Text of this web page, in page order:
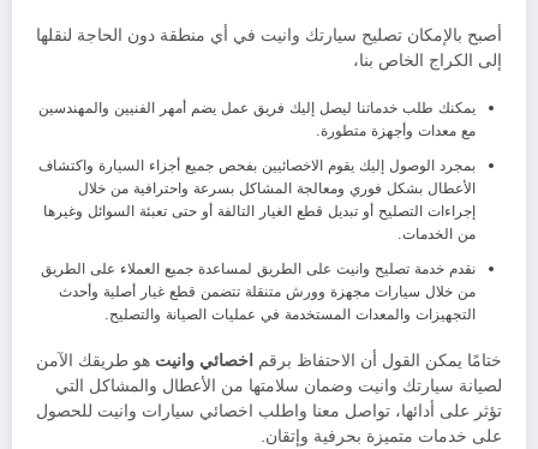
أصبح بالإمكان تصليح سيارتك وانيت في أي منطقة دون الحاجة لنقلها
إلى الكراج الخاص بنا،
يمكنك طلب خدماتنا ليصل إليك فريق عمل يضم أمهر الفنيين والمهندسين
مع معدات وأجهزة متطورة.
بمجرد الوصول إليك يقوم الاخصائيين بفحص جميع أجزاء السيارة واكتشاف
الأعطال بشكل فوري ومعالجة المشاكل بسرعة واحترافية من خلال
إجراءات التصليح أو تبديل قطع الغيار التالفة أو حتى تعبئة السوائل وغيرها
من الخدمات.
نقدم خدمة تصليح وانيت على الطريق لمساعدة جميع العملاء على الطريق
من خلال سيارات مجهزة وورش متنقلة تتضمن قطع غيار أصلية وأحدث
التجهيزات والمعدات المستخدمة في عمليات الصيانة والتصليح.
ختامًا يمكن القول أن الاحتفاظ برقم اخصائي وانيت هو طريقك الآمن
لصيانة سيارتك وانيت وضمان سلامتها من الأعطال والمشاكل التي
تؤثر على أدائها، تواصل معنا واطلب اخصائي سيارات وانيت للحصول
على خدمات متميزة بحرفية وإتقان.